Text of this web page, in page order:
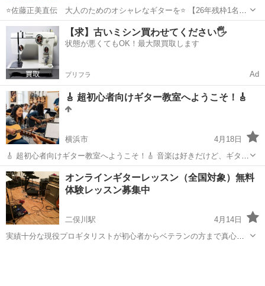
⭐️佐藤正美直伝 大人のためのオシャレなギターを⭐️ 【26年残枠1名様
のみ受付中!】 ずっと好きだったあのメロディ。始めて数ヶ月で自分の
手で奏でる喜び味わう人続出! 初心者の方も、2回目のレッスンでご希
望曲を講師...
神奈川 横浜市 弥生台駅 ギター ボサノバ
【求】古いミシン買わせてください🖐️
状態が悪くてもOK！最大限買取します
プリフラ Ad
🎸 超初心者向けギター教室へようこそ！🎸
横浜市
4月18日
🎸 超初心者向けギター教室へようこそ！🎸 音楽は好きだけど、ギター
は初めてですか？コードを押さえるのも難しく感じますか？ご安心く
ださい！あなたのようにギターを始める方のために特別に用意した、
**「超初心者向けギター教室...
神奈川 横浜市 ギター 初心者
オンラインギターレッスン（全国対象）無料
体験レッスン募集中
二俣川駅
4月14日
実績十分な現役プロギタリストが初心者からベテランの方まで真心込